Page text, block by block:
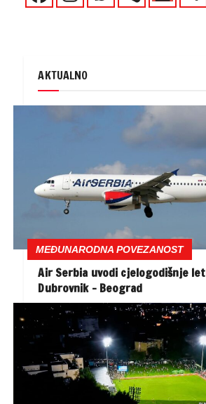
AKTUALNO
MEĐUNARODNA POVEZANOST
Air Serbia uvodi cjelogodišnje
Dubrovnik – Beograd